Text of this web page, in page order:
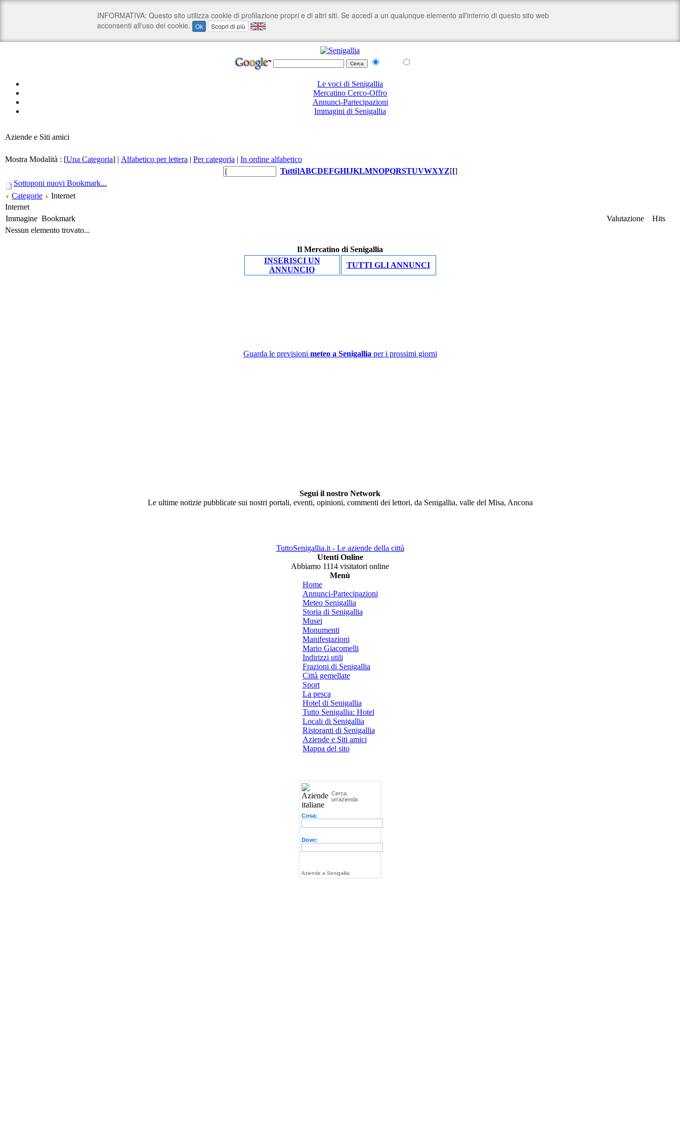
Le voci di Senigallia
Mercatino Cerco-Offro
Annunci-Partecipazioni
Immagini di Senigallia
Aziende e Siti amici
Mostra Modalità : [Una Categoria] | Alfabetico per lettera | Per categoria | In ordine alfabetico
Tutti]ABCDEFGHIJKLMNOPQRSTUVWXYZ[[]
Sottoponi nuovi Bookmark...
Categorie
Internet
Internet
Immagine Bookmark Valutazione
Hits
Nessun elemento trovato...
Il Mercatino di Senigallia
INSERISCI UN
ANNUNCIO
TUTTI GLI ANNUNCI
Guarda le previsioni meteo a Senigallia per i prossimi giorni
Segui il nostro Network
Le ultime notizie pubblicate sui nostri portali, eventi, opinioni, commenti dei lettori, da Senigallia, valle del Misa, Ancona
TuttoSenigallia.it - Le aziende della città
Utenti Online
Abbiamo 1114 visitatori online
Menù
Home
Annunci-Partecipazioni
Meteo Senigallia
Storia di Senigallia
Musei
Monumenti
Manifestazioni
Mario Giacomelli
Indirizzi utili
Frazioni di Senigallia
Città gemellate
Sport
La pesca
Hotel di Senigallia
Tutto Senigallia: Hotel
Locali di Senigallia
Ristoranti di Senigallia
Aziende e Siti amici
Mappa del sito
Cerca
un'azienda
Cosa:
Dove:
Aziende a Senigallia